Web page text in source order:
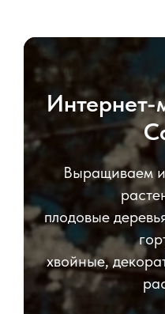
Интернет-
Выращиваем
плодовые
хвойные,